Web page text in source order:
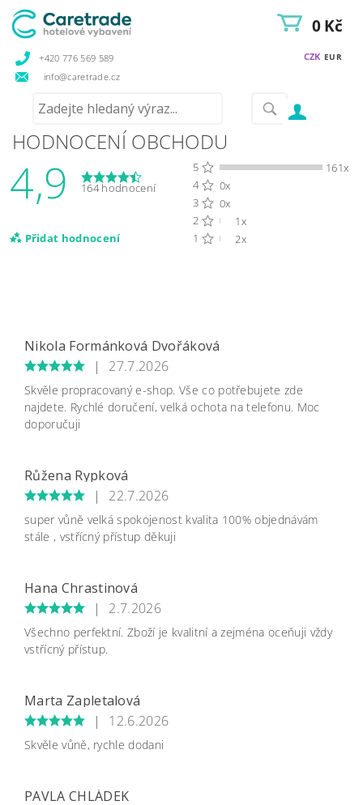
+420 776 569 589
info@caretrade.cz
CZK EUR
0 Kč
HODNOCENÍ OBCHODU
4,9 164 hodnocení
Přidat hodnocení
5
161x
4
0x
3
0x
2
1x
1
2x
Vložením hodnocení souhlasíte s
ochrany osobních údajů
Nikola Formánková Dvořáková
|
27.7.2026
Skvěle propracovaný e-shop. Vše co potřebujete zde
najdete. Rychlé doručení, velká ochota na telefonu. Moc
doporučuji
Růžena Rypková
|
22.7.2026
super vůně velká spokojenost kvalita 100% objednávám
stále , vstřícný přístup děkuji
Hana Chrastinová
|
2.7.2026
Všechno perfektní. Zboží je kvalitní a zejména oceňuji vždy
vstřícný přístup.
Marta Zapletalová
|
12.6.2026
Skvěle vůně, rychle dodani
PAVLA CHLÁDEK